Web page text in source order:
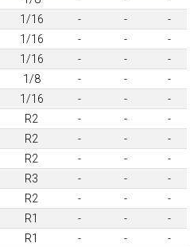
1/16 - -
-
1/16 - -
-
1/16 - -
-
1/8 - -
-
1/16 - -
-
R2 - -
-
R2 - -
-
R2 - -
-
R3 - -
-
R2 - -
-
R1 - -
-
R1 - -
-